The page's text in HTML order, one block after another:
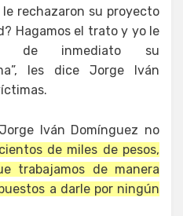
le rechazaron su proyecto
Hagamos el trato y yo le
de inmediato su
les dice Jorge Iván
Iván Domínguez no
de miles de pesos,
trabajamos de manera
a darle por ningún